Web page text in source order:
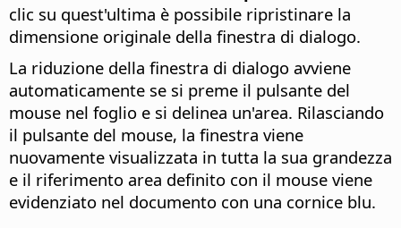
clic su quest'ultima è possibile ripristinare la
dimensione originale della finestra di dialogo.
La riduzione della finestra di dialogo avviene
automaticamente se si preme il pulsante del
mouse nel foglio e si delinea un'area. Rilasciando
il pulsante del mouse, la finestra viene
nuovamente visualizzata in tutta la sua grandezza
e il riferimento area definito con il mouse viene
evidenziato nel documento con una cornice blu.